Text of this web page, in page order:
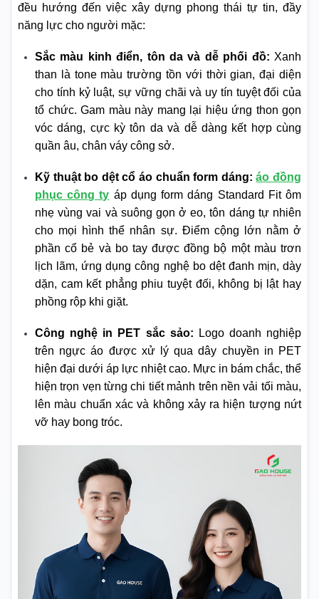
đều hướng đến việc xây dựng phong thái tự tin, đầy
năng lực cho người mặc:
Sắc màu kinh điển, tôn da và dễ phối đồ: Xanh
than là tone màu trường tồn với thời gian, đại diện
cho tính kỷ luật, sự vững chãi và uy tín tuyệt đối của
tổ chức. Gam màu này mang lại hiệu ứng thon gọn
vóc dáng, cực kỳ tôn da và dễ dàng kết hợp cùng
quần âu, chân váy công sở.
Kỹ thuật bo dệt cổ áo chuẩn form dáng:áo đồng
phục công ty áp dụng form dáng Standard Fit ôm
nhẹ vùng vai và suông gọn ở eo, tôn dáng tự nhiên
cho mọi hình thể nhân sự. Điểm cộng lớn nằm ở
phần cổ bẻ và bo tay được đồng bộ một màu trơn
lịch lãm, ứng dụng công nghệ bo dệt đanh mịn, dày
dặn, cam kết phẳng phiu tuyệt đối, không bị lật hay
phồng rộp khi giặt.
Công nghệ in PET sắc sảo:
Logo doanh nghiệp
trên ngực áo được xử lý qua dây chuyền in PET
hiện đại dưới áp lực nhiệt cao. Mực in bám chắc, thể
hiện trọn vẹn từng chi tiết mảnh trên nền vải tối màu,
lên màu chuẩn xác và không xảy ra hiện tượng nứt
vỡ hay bong tróc.